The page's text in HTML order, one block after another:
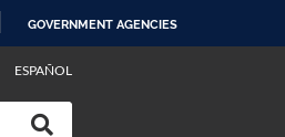
GOVERNMENT AGENCIES
ESPAÑOL